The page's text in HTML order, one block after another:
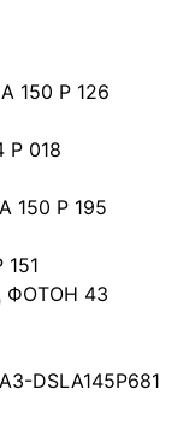
150 P 126
P 018
150 P 195
151
ФОТОН 43
DSLA145P681